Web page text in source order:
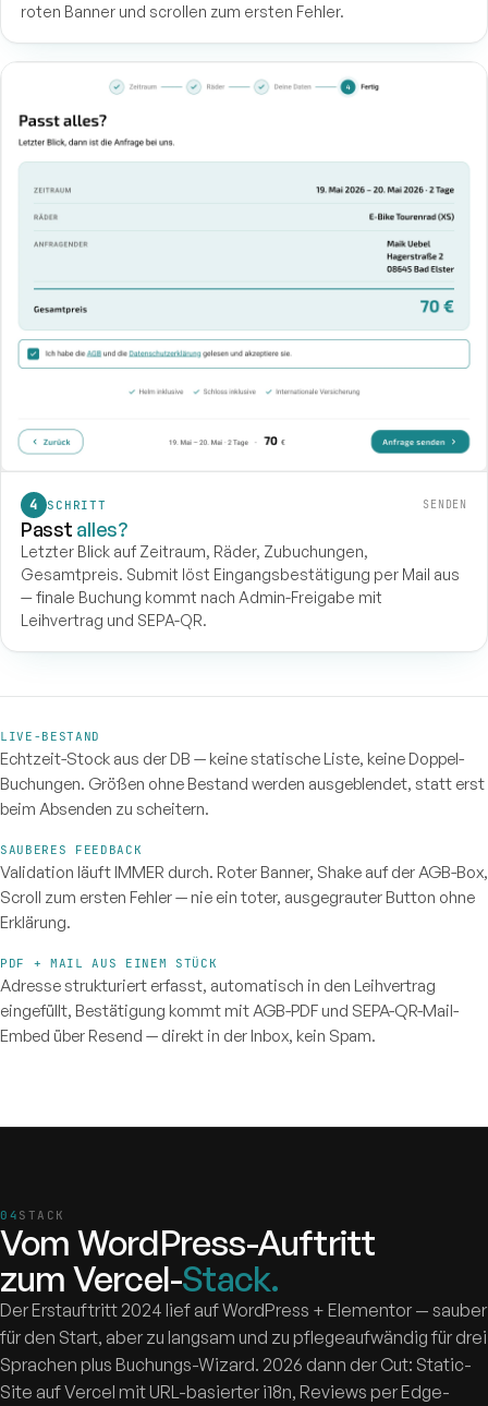
roten Banner und scrollen zum ersten Fehler.
SCHRITT SENDEN
Passt alles?
Letzter Blick auf Zeitraum, Räder, Zubuchungen,
Gesamtpreis. Submit löst Eingangsbestätigung per Mail aus
— finale Buchung kommt nach Admin-Freigabe mit
Leihvertrag und SEPA-QR.
LIVE-BESTAND
Echtzeit-Stock aus der DB — keine statische Liste, keine Doppel-
Buchungen. Größen ohne Bestand werden ausgeblendet, statt erst
beim Absenden zu scheitern.
SAUBERES FEEDBACK
Validation läuft IMMER durch. Roter Banner, Shake auf der AGB-Box,
Scroll zum ersten Fehler — nie ein toter, ausgegrauter Button ohne
Erklärung.
PDF + MAIL AUS EINEM STÜCK
Adresse strukturiert erfasst, automatisch in den Leihvertrag
eingefüllt, Bestätigung kommt mit AGB-PDF und SEPA-QR-Mail-
Embed über Resend — direkt in der Inbox, kein Spam.
STACK
Vom WordPress-Auftritt
zum Vercel-Stack.
Der Erstauftritt 2024 lief auf WordPress + Elementor — sauber
für den Start, aber zu langsam und zu pflegeaufwändig für drei
Sprachen plus Buchungs-Wizard. 2026 dann der Cut: Static-
Site auf Vercel mit URL-basierter i18n, Reviews per Edge-